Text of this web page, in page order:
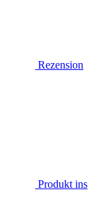
Rezension
Produkt ins